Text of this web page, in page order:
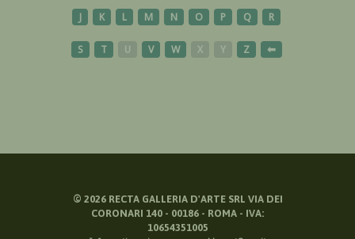
J K L M N O P Q R
S T U V W X Y Z ⬅
© 2026RECTA GALLERIA D'ARTE SRL VIA DEI
CORONARI 140 - 00186 - ROMA - IVA:
10654351005